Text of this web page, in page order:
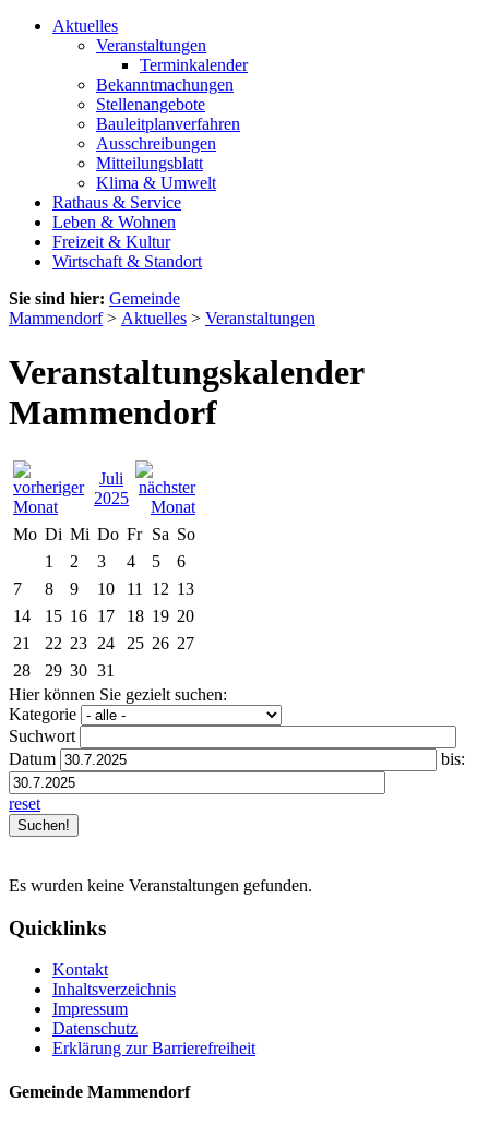
Aktuelles
Veranstaltungen
Terminkalender
Bekanntmachungen
Stellenangebote
Bauleitplanverfahren
Ausschreibungen
Mitteilungsblatt
Klima & Umwelt
Rathaus & Service
Leben & Wohnen
Freizeit & Kultur
Wirtschaft & Standort
Sie sind hier: Gemeinde
Mammendorf> Aktuelles > Veranstaltungen
Veranstaltungskalender
Mammendorf
Juli
2025
Mo Di Mi Do Fr Sa So
1
2 3 4 5
6
7
8 9 10 11 12 13
14
15 16 17 18 19 20
21
22 23 24 25 26 27
28
29 30 31
Hier können Sie gezielt suchen:
Kategorie
Suchwort
Datum
bis:
reset
Es wurden keine Veranstaltungen gefunden.
Quicklinks
Kontakt
Inhaltsverzeichnis
Impressum
Datenschutz
Erklärung zur Barrierefreiheit
Gemeinde Mammendorf